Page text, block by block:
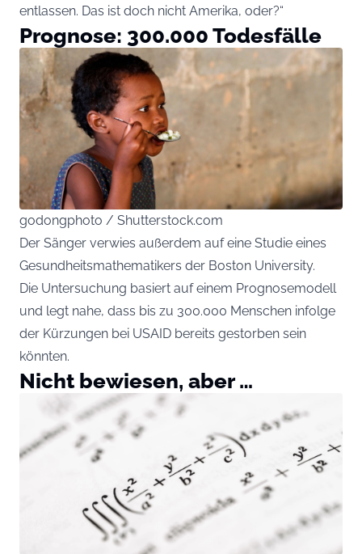
entlassen. Das ist doch nicht Amerika, oder?“
Prognose: 300.000 Todesfälle
godongphoto / Shutterstock.com
Der Sänger verwies außerdem auf eine Studie eines
Gesundheitsmathematikers der Boston University.
Die Untersuchung basiert auf einem Prognosemodell
und legt nahe, dass bis zu 300.000 Menschen infolge
der Kürzungen bei USAID bereits gestorben sein
könnten.
Nicht bewiesen, aber …